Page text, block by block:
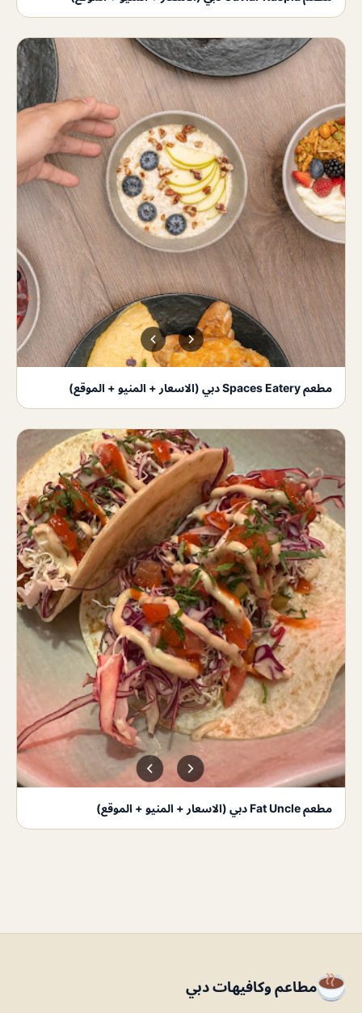
مطعم Spaces Eatery دبي (الاسعار + المنيو + الموقع)
مطعم Fat Uncle دبي (الاسعار + المنيو + الموقع)
مطاعم وكافيهات دبي